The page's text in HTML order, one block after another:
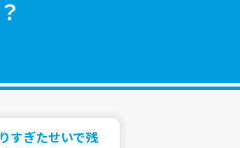
すぎたせいで残